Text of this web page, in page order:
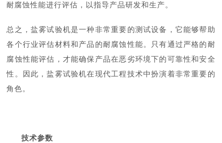
耐腐蚀性能进行评估，以指导产品研发和生产。
总之，盐雾试验机是一种非常重要的测试设备，它能够帮助
各个行业评估材料和产品的耐腐蚀性能。只有通过严格的耐
腐蚀性能评估，才能确保产品在恶劣环境下的可靠性和安全
性。因此，盐雾试验机在现代工程技术中扮演着非常重要的
角色。
技术参数